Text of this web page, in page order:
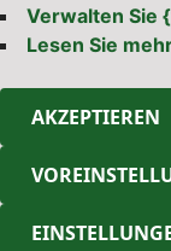
Verwalten Sie
Lesen Sie
AKZEPTIEREN